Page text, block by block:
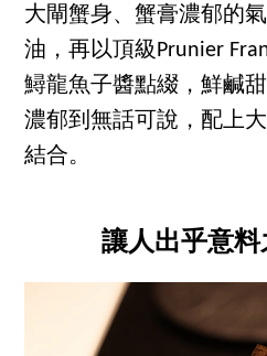
大閘蟹身、蟹膏濃郁的
油，再以頂級Prunier
鱘龍魚子醬點綴，鮮鹹
濃郁到無話可說，配上
結合。
讓人出乎意